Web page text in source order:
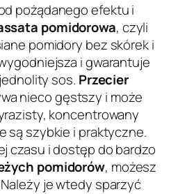
pożądanego efektu i
pomidorowa, czyli
pomidory bez skórek i
i gwarantuje
sos. Przecier
nieco gęstszy i może
koncentrowany
są szybkie i praktyczne.
czasu i dostęp do bardzo
pomidorów, możesz
je wtedy sparzyć